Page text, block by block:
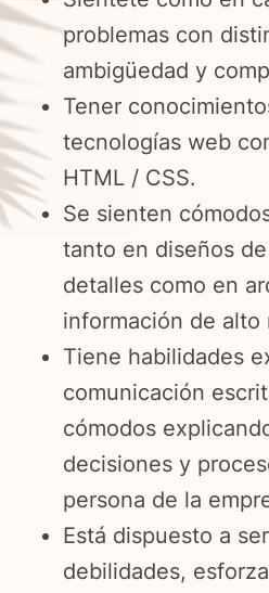
problemas con
ambigüedad y
Tener
tecnologías web
HTML / CSS.
Se sienten
tanto en diseños
detalles como en
información de alto
Tiene habilidades
comunicación
cómodos
decisiones y
persona de la
Está dispuesto a
debilidades,